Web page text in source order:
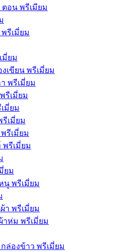
ตอน พรีเมียม
รีเมี่ยม
มี่ยม
เขียน พรีเมี่ยม
พรีเมี่ยม
รีเมี่ยม
มี่ยม
เมี่ยม
รีเมี่ยม
พรีเมี่ยม
ยม
พรีเมี่ยม
า พรีเมี่ยม
ห่ม พรีเมี่ยม
ล่องข้าว พรีเมี่ยม